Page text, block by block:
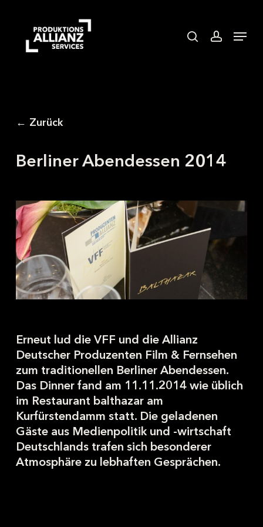
content
Menu
← Zurück
Berliner Abendessen 2014
Erneut lud die VFF und die Allianz
Deutscher Produzenten Film & Fernsehen
zum traditionellen Berliner Abendessen.
Das Dinner fand am 11.11.2014 wie üblich
im Restaurant balthazar am
Kurfürstendamm statt. Die geladenen
Gäste aus Medienpolitik und -wirtschaft
Deutschlands trafen sich besonderer
Atmosphäre zu lebhaften Gesprächen.